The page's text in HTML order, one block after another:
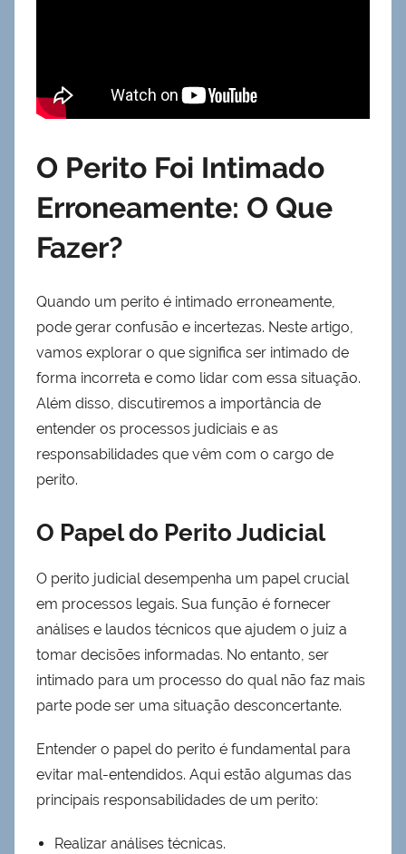
O Perito Foi Intimado
Erroneamente: O Que
Fazer?
Quando um perito é intimado erroneamente,
pode gerar confusão e incertezas. Neste artigo,
vamos explorar o que significa ser intimado de
forma incorreta e como lidar com essa situação.
Além disso, discutiremos a importância de
entender os processos judiciais e as
responsabilidades que vêm com o cargo de
perito.
O Papel do Perito Judicial
O perito judicial desempenha um papel crucial
em processos legais. Sua função é fornecer
análises e laudos técnicos que ajudem o juiz a
tomar decisões informadas. No entanto, ser
intimado para um processo do qual não faz mais
parte pode ser uma situação desconcertante.
Entender o papel do perito é fundamental para
evitar mal-entendidos. Aqui estão algumas das
principais responsabilidades de um perito:
Realizar análises técnicas.